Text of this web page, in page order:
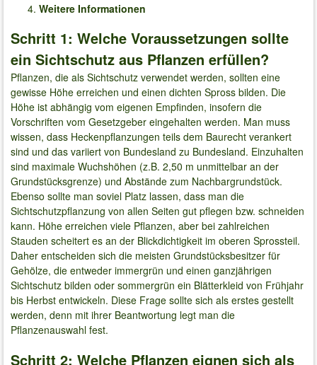
Weitere Informationen
Schritt 1: Welche Voraussetzungen sollte
ein Sichtschutz aus Pflanzen erfüllen?
Pflanzen, die als Sichtschutz verwendet werden, sollten eine
gewisse Höhe erreichen und einen dichten Spross bilden. Die
Höhe ist abhängig vom eigenen Empfinden, insofern die
Vorschriften vom Gesetzgeber eingehalten werden. Man muss
wissen, dass Heckenpflanzungen teils dem Baurecht verankert
sind und das variiert von Bundesland zu Bundesland. Einzuhalten
sind maximale Wuchshöhen (z.B. 2,50 m unmittelbar an der
Grundstücksgrenze) und Abstände zum Nachbargrundstück.
Ebenso sollte man soviel Platz lassen, dass man die
Sichtschutzpflanzung von allen Seiten gut pflegen bzw. schneiden
kann. Höhe erreichen viele Pflanzen, aber bei zahlreichen
Stauden scheitert es an der Blickdichtigkeit im oberen Sprossteil.
Daher entscheiden sich die meisten Grundstücksbesitzer für
Gehölze, die entweder immergrün und einen ganzjährigen
Sichtschutz bilden oder sommergrün ein Blätterkleid von Frühjahr
bis Herbst entwickeln. Diese Frage sollte sich als erstes gestellt
werden, denn mit ihrer Beantwortung legt man die
Pflanzenauswahl fest.
Schritt 2: Welche Pflanzen eignen sich als